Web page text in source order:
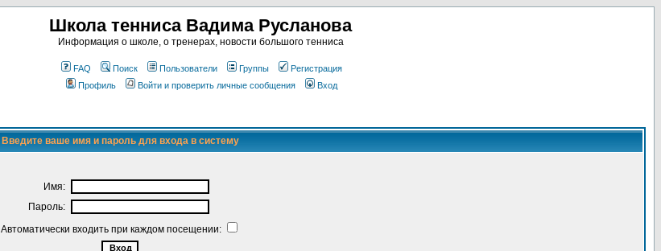
Школа тенниса Вадима Русланова
Информация о школе, о тренерах, новости большого тенниса
FAQ Поиск Пользователи Группы
Регистрация
Профиль
Войти и проверить личные сообщения Вход
Введите ваше имя и пароль для входа в систему
Имя:
Пароль:
Автоматически входить при каждом посещении: